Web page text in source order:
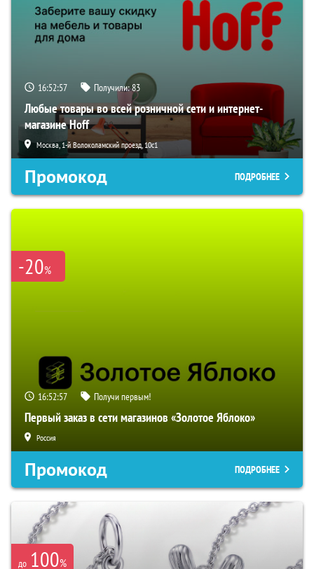
16:52:57 Получили:83
Любые товары во всей розничной сети и интернет-
магазине Hoff
Москва, 1-й Волоколамский проезд, 10с1
Промокод ПОДРОБНЕЕ
-20%
16:52:57 Получи первым!
Первый заказ в сети магазинов «Золотое Яблоко»
Россия
Промокод ПОДРОБНЕЕ
до 100%